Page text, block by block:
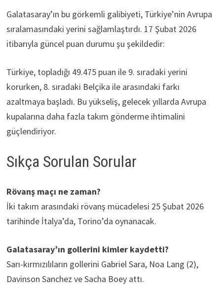
Galatasaray’ın bu görkemli galibiyeti, Türkiye’nin Avrupa
sıralamasındaki yerini sağlamlaştırdı. 17 Şubat 2026
itibarıyla güncel puan durumu şu şekildedir:
Türkiye, topladığı 49.475 puan ile 9. sıradaki yerini
korurken, 8. sıradaki Belçika ile arasındaki farkı
azaltmaya başladı. Bu yükseliş, gelecek yıllarda Avrupa
kupalarına daha fazla takım gönderme ihtimalini
güçlendiriyor.
Sıkça Sorulan Sorular
Rövanş maçı ne zaman?
İki takım arasındaki rövanş mücadelesi 25 Şubat 2026
tarihinde İtalya’da, Torino’da oynanacak.
Galatasaray’ın gollerini kimler kaydetti?
Sarı-kırmızılıların gollerini Gabriel Sara, Noa Lang (2),
Davinson Sanchez ve Sacha Boey attı.